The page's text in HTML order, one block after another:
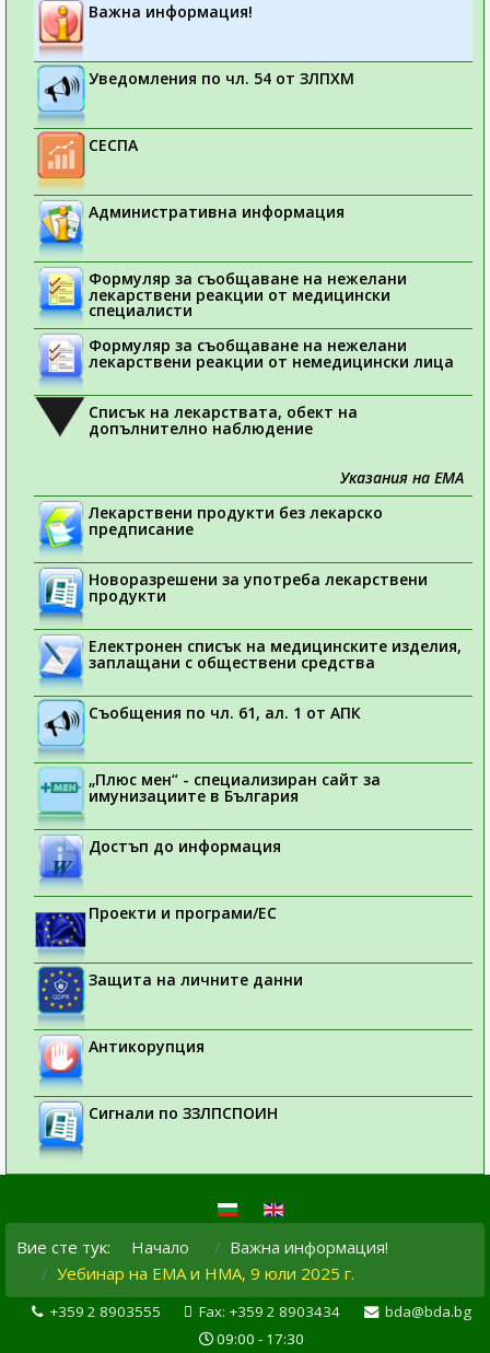
Важна информация!
Уведомления по чл. 54 от ЗЛПХМ
СЕСПА
Административна информация
Формуляр за съобщаване на нежелани
лекарствени реакции от медицински
специалисти
Формуляр за съобщаване на нежелани
лекарствени реакции от немедицински лица
Списък на лекарствата, обект на
допълнително наблюдение
Указания на ЕМА
Лекарствени продукти без лекарско
предписание
Новоразрешени за употреба лекарствени
продукти
Електронен списък на медицинските изделия,
заплащани с обществени средства
Съобщения по чл. 61, ал. 1 от АПК
„Плюс мен“ - специализиран сайт за
имунизациите в България
Достъп до информация
Проекти и програми/ЕС
Защита на личните данни
Антикорупция
Сигнали по ЗЗЛПСПОИН
Вие сте тук: Начало
Важна информация!
Уебинар на ЕМА и НМА, 9 юли 2025 г.
+359 2 8903555 Fax: +359 2 8903434
bda@bda.bg
09:00 - 17:30